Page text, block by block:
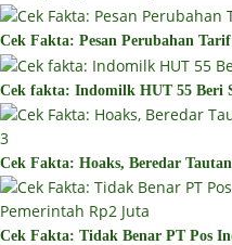
Cek Fakta: Pesan Perubahan
Cek fakta: Indomilk HUT 55 Beri
Cek Fakta: Hoaks, Beredar
Cek Fakta: Tidak Benar PT Pos